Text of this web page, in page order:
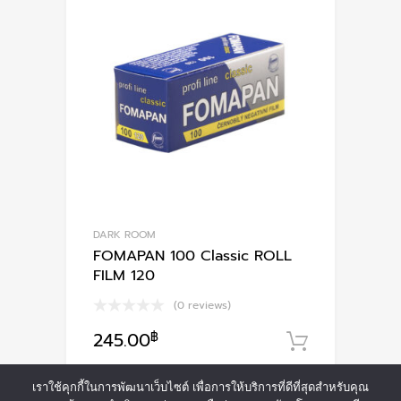
DARK ROOM
FOMAPAN 100 Classic ROLL
FILM 120
(0 reviews)
245.00฿
เราใช้คุกกี้ในการพัฒนาเว็บไซต์ เพื่อการให้บริการที่ดีที่สุดสำหรับคุณ